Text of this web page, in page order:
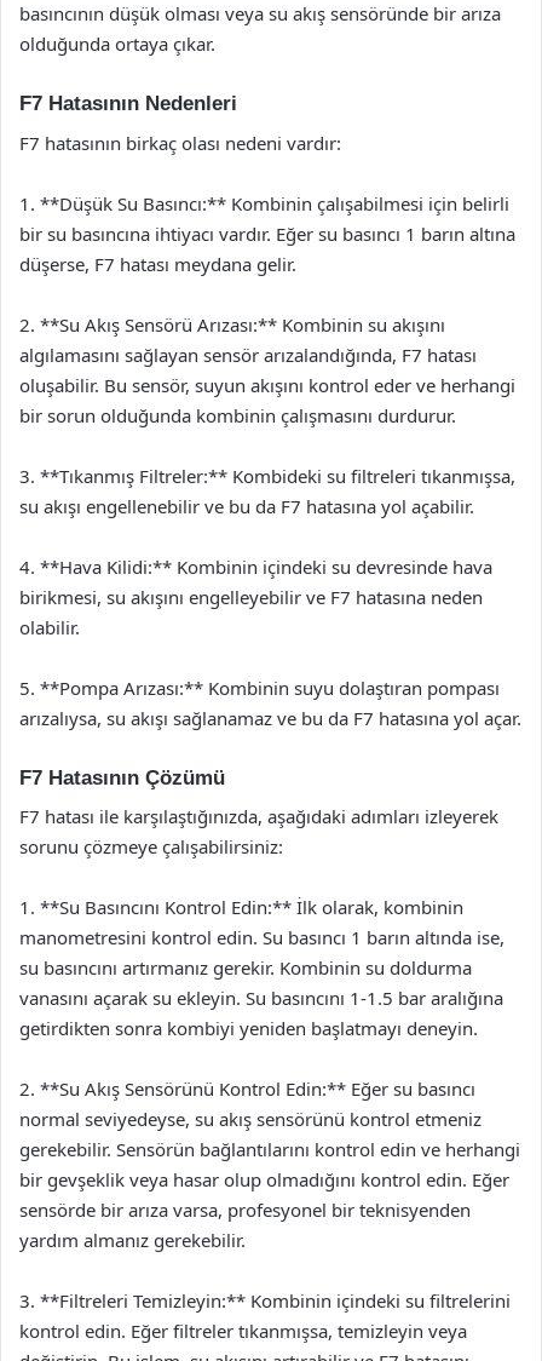
basıncının düşük olması veya su akış sensöründe bir arıza
olduğunda ortaya çıkar.
F7 Hatasının Nedenleri
F7 hatasının birkaç olası nedeni vardır:
1. **Düşük Su Basıncı:** Kombinin çalışabilmesi için belirli
bir su basıncına ihtiyacı vardır. Eğer su basıncı 1 barın altına
düşerse, F7 hatası meydana gelir.
2. **Su Akış Sensörü Arızası:** Kombinin su akışını
algılamasını sağlayan sensör arızalandığında, F7 hatası
oluşabilir. Bu sensör, suyun akışını kontrol eder ve herhangi
bir sorun olduğunda kombinin çalışmasını durdurur.
3. **Tıkanmış Filtreler:** Kombideki su filtreleri tıkanmışsa,
su akışı engellenebilir ve bu da F7 hatasına yol açabilir.
4. **Hava Kilidi:** Kombinin içindeki su devresinde hava
birikmesi, su akışını engelleyebilir ve F7 hatasına neden
olabilir.
5. **Pompa Arızası:** Kombinin suyu dolaştıran pompası
arızalıysa, su akışı sağlanamaz ve bu da F7 hatasına yol açar.
F7 Hatasının Çözümü
F7 hatası ile karşılaştığınızda, aşağıdaki adımları izleyerek
sorunu çözmeye çalışabilirsiniz:
1. **Su Basıncını Kontrol Edin:** İlk olarak, kombinin
manometresini kontrol edin. Su basıncı 1 barın altında ise,
su basıncını artırmanız gerekir. Kombinin su doldurma
vanasını açarak su ekleyin. Su basıncını 1-1.5 bar aralığına
getirdikten sonra kombiyi yeniden başlatmayı deneyin.
2. **Su Akış Sensörünü Kontrol Edin:** Eğer su basıncı
normal seviyedeyse, su akış sensörünü kontrol etmeniz
gerekebilir. Sensörün bağlantılarını kontrol edin ve herhangi
bir gevşeklik veya hasar olup olmadığını kontrol edin. Eğer
sensörde bir arıza varsa, profesyonel bir teknisyenden
yardım almanız gerekebilir.
3. **Filtreleri Temizleyin:** Kombinin içindeki su filtrelerini
kontrol edin. Eğer filtreler tıkanmışsa, temizleyin veya